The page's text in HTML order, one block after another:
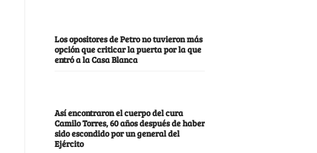
Los opositores de Petro no tuvieron más
opción que criticar la puerta por la que
entró a la Casa Blanca
Así encontraron el cuerpo del cura
Camilo Torres, 60 años después de haber
sido escondido por un general del
Ejército